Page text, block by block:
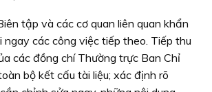
tập và các cơ quan liên quan khẩn
ngay các công việc tiếp theo. Tiếp thu
các đồng chí Thường trực Ban Chỉ
bộ kết cấu tài liệu; xác định rõ